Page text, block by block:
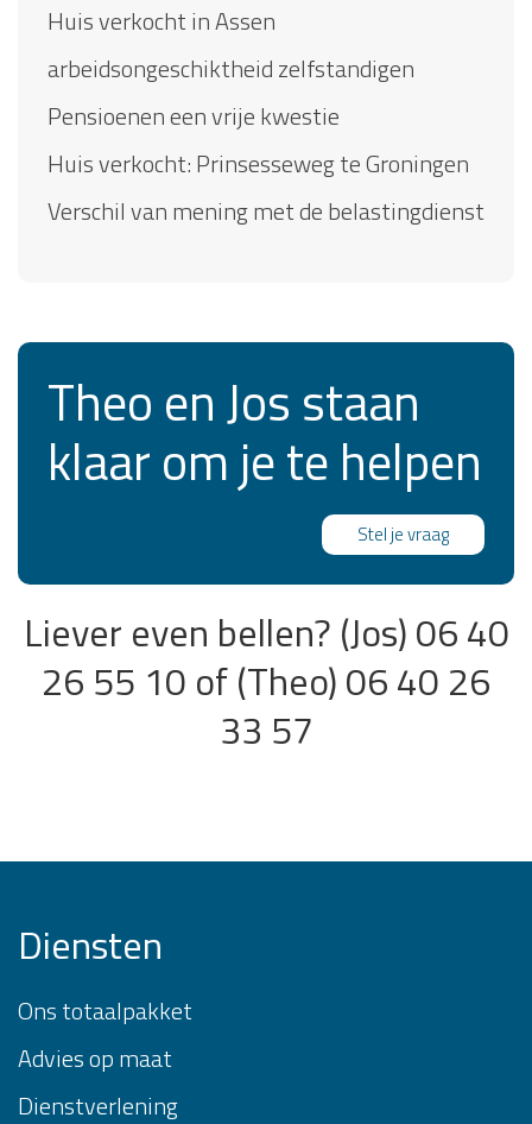
Huis verkocht in Assen
arbeidsongeschiktheid zelfstandigen
Pensioenen een vrije kwestie
Huis verkocht: Prinsesseweg te Groningen
Verschil van mening met de belastingdienst
Theo en Jos staan
klaar om je te helpen
Stel je vraag
Liever even bellen? (Jos) 06 40
26 55 10 of (Theo) 06 40 26
33 57
Diensten
Ons totaalpakket
Advies op maat
Dienstverlening